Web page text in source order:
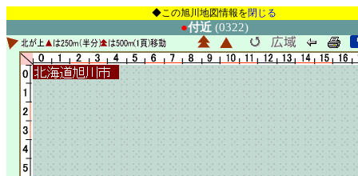
◆この旭川地図情報を閉じる
●付近(0322)